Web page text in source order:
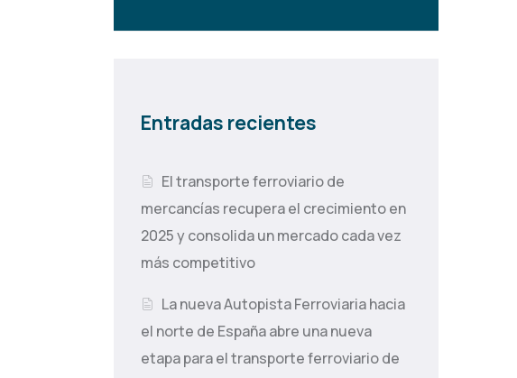
Entradas recientes
El transporte ferroviario de
mercancías recupera el crecimiento en
2025 y consolida un mercado cada vez
más competitivo
La nueva Autopista Ferroviaria hacia
el norte de España abre una nueva
etapa para el transporte ferroviario de